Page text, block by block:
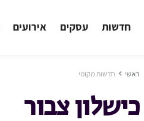
חדשות עסקים אירועים
ראשי חדשות מקומי
כישלון צבור